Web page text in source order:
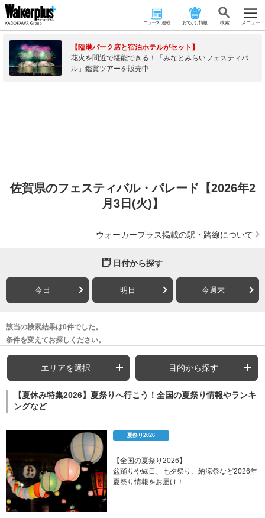
ニュース･連載 おでかけ情報 検 索 メニュー
【臨港パーク席と宿泊ホテルがセット】
花火を間近で堪能できる！「みなとみらいフェスティバ
ル」鑑賞ツアーを販売中
佐賀県のフェスティバル・パレード【2026年2
月3日(火)】
ウォーカープラス掲載の駅・路線について
日付から探す
今日 明日 今週末
該当の検索結果は0件でした。
条件を変えてお探しください。
エリアを選択 目的から探す
【夏休み特集2026】夏祭りへ行こう！全国の夏祭り情報やランキ
ングなど
夏祭り2026
【全国の夏祭り2026】
盆踊りや縁日、七夕祭り、納涼祭など2026年
夏祭り情報をお届け！